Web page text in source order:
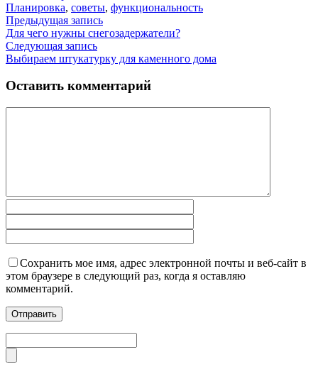
Планировка, советы, функциональность
Предыдущая запись
Для чего нужны снегозадержатели?
Следующая запись
Выбираем штукатурку для каменного дома
Оставить комментарий
Сохранить мое имя, адрес электронной почты и веб-сайт в
этом браузере в следующий раз, когда я оставляю
комментарий.